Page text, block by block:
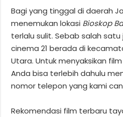
Bagi yang tinggal di daerah
menemukan lokasi Bioskop
terlalu sulit. Sebab salah satu
cinema 21 berada di
Utara. Untuk menyaksikan
Anda bisa terlebih dahulu
nomor telepon yang kami
Rekomendasi film terbaru